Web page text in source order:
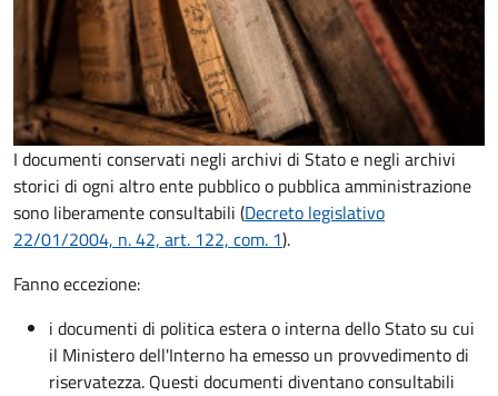
I documenti conservati negli archivi di Stato e negli archivi
storici di ogni altro ente pubblico o pubblica amministrazione
sono liberamente consultabili (Decreto legislativo
22/01/2004, n. 42, art. 122, com. 1).
Fanno eccezione:
i documenti di politica estera o interna dello Stato su cui
il Ministero dell'Interno ha emesso un provvedimento di
riservatezza. Questi documenti diventano consultabili